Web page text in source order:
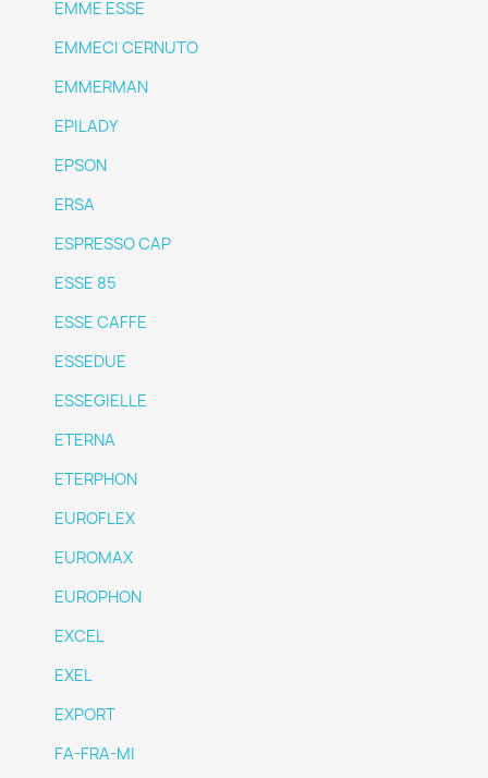
EMME ESSE
EMMECI CERNUTO
EMMERMAN
EPILADY
EPSON
ERSA
ESPRESSO CAP
ESSE 85
ESSE CAFFE
ESSEDUE
ESSEGIELLE
ETERNA
ETERPHON
EUROFLEX
EUROMAX
EUROPHON
EXCEL
EXEL
EXPORT
FA-FRA-MI